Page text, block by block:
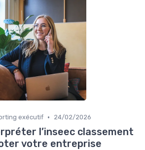
exécutif • 24/02/2026
l’inseec classement
votre entreprise